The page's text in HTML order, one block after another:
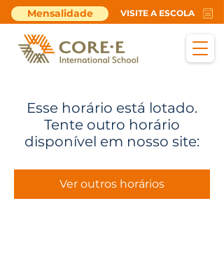
Mensalidade VISITE A ESCOLA
Esse horário está lotado.
Tente outro horário
disponível em nosso site:
Ver outros horários